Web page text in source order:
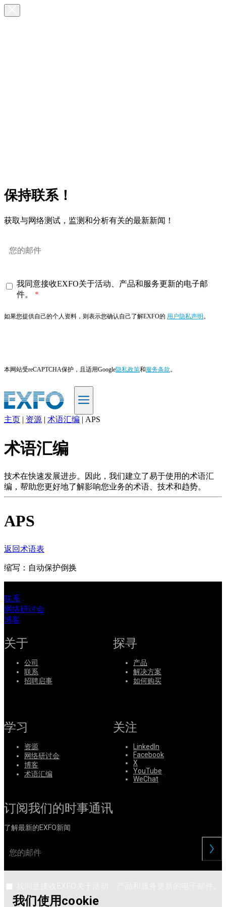
我们使用cookie
保持联系！
获取与网络测试，监测和分析有关的最新新闻！
我同意接收EXFO关于活动、产品和服务更新的电子邮
件。
如果您提供自己的个人资料，则表示您确认自己了解EXFO的 用户隐私声明 。
本网站受reCAPTCHA保护，且适用Google隐私政策和服务条款。
产
解
决
案
持
务
何
购
买
资
公
合
伙
应
主页 | 资源 | 术语汇编 | APS
术语汇编
技术在快速发展进步。因此，我们建立了易于使用的术语汇
编，帮助您更好地了解影响您业务的术语、技术和趋势。
APS
返回术语表
缩写：自动保护倒换
联系
网络研讨会
博客
关于
公司
联系
招聘启事
探寻
产品
解决方案
如何购买
学习
资源
网络研讨会
博客
术语汇编
关注
LinkedIn
Facebook
X
YouTube
WeChat
订阅我们的时事通讯
了解最新的EXFO新闻